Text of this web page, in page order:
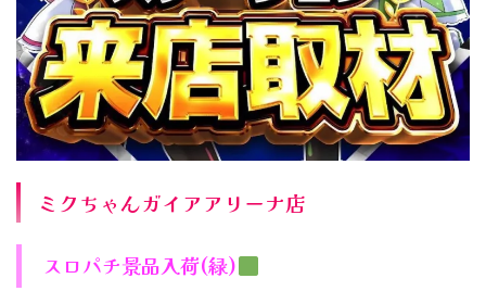
ミクちゃんガイアアリーナ店
スロパチ景品入荷(緑)